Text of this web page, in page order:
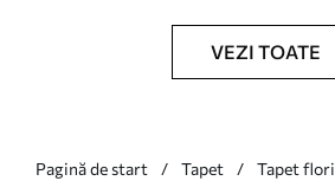
VEZI TOATE
Pagină de start Tapet
Tapet flori